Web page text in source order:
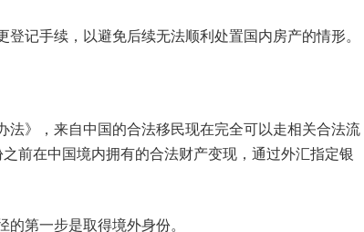
记手续，以避免后续无法顺利处置国内房产的情形。
》，来自中国的合法移民现在完全可以走相关合法流
前在中国境内拥有的合法财产变现，通过外汇指定银
第一步是取得境外身份。